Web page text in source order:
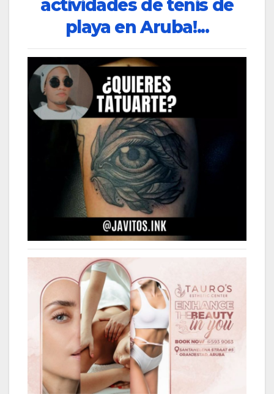
actividades de tenis de
playa en Aruba!...